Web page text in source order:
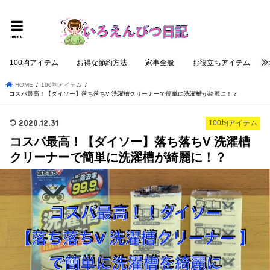
menu
100均アイテム お得な節約方法 家事全般 お役立ちアイテム
HOME
100均アイテム
コスパ最高！【ダイソー】落ち落ちV 洗濯槽クリーナーで簡単に洗濯槽が綺麗に！？
100均アイテム
2020.12.31
コスパ最高！【ダイソー】落ち落ちV 洗濯槽
クリーナーで簡単に洗濯槽が綺麗に！？